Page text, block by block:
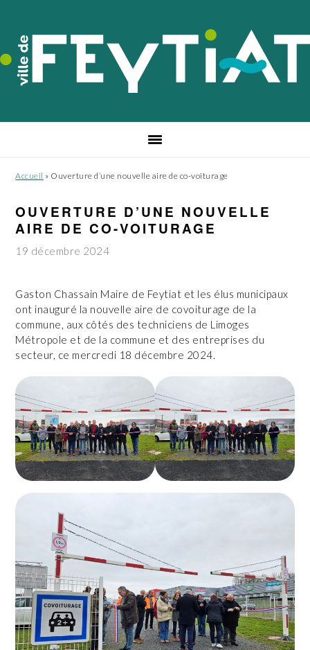
navigation
principale
contenu
principal
pied
de
page
Accueil » Ouverture d’une nouvelle aire de co-voiturage
OUVERTURE D’UNE NOUVELLE
AIRE DE CO-VOITURAGE
19 décembre 2024
Gaston Chassain Maire de Feytiat et les élus municipaux
ont inauguré la nouvelle aire de covoiturage de la
commune, aux côtés des techniciens de Limoges
Métropole et de la commune et des entreprises du
secteur, ce mercredi 18 décembre 2024.